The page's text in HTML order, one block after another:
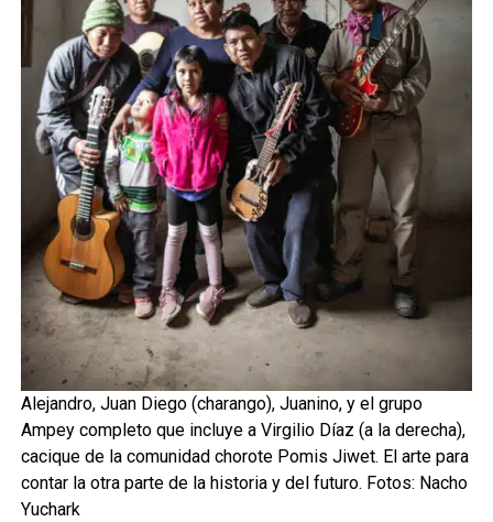
Alejandro, Juan Diego (charango), Juanino, y el grupo
Ampey completo que incluye a Virgilio Díaz (a la derecha),
cacique de la comunidad chorote Pomis Jiwet. El arte para
contar la otra parte de la historia y del futuro. Fotos: Nacho
Yuchark